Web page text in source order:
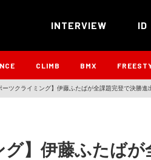
INTERVIEW ID
CLIMB BMX
ーツクライミング】伊藤ふたばが全課題完登で決勝
グ】伊藤ふたば